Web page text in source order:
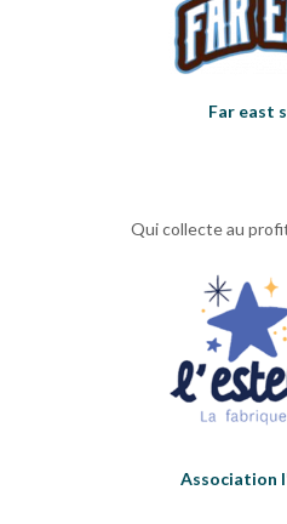
Far east
Qui collecte au
Association